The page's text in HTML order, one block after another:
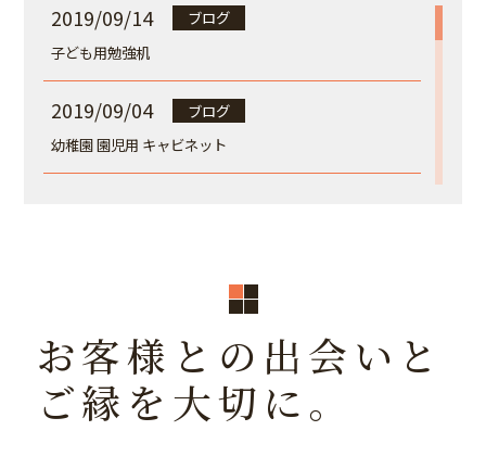
2019/09/14
ブログ
子ども用勉強机
2019/09/04
ブログ
幼稚園 園児用 キャビネット
ブログ
2018/05/12
ブログ
イベント案内
お客様との出会いと
ご縁を大切に。